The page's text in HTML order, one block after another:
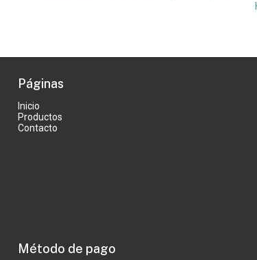
Páginas
Inicio
Productos
Contacto
Método de pago